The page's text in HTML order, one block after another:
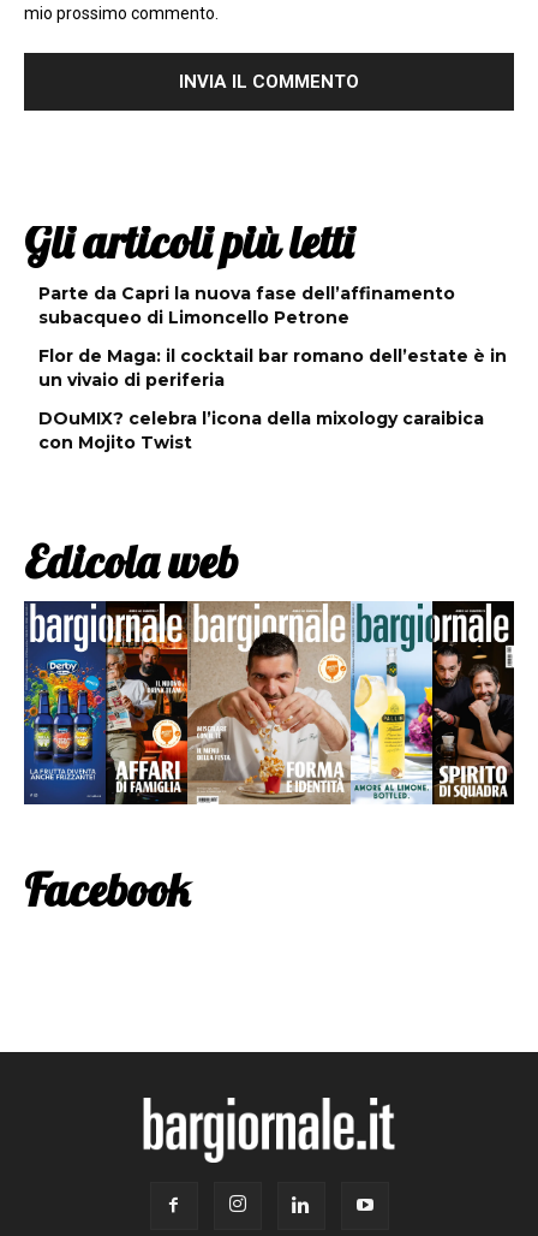
mio prossimo commento.
Gli articoli più letti
Parte da Capri la nuova fase dell’affinamento
subacqueo di Limoncello Petrone
Flor de Maga: il cocktail bar romano dell’estate è in
un vivaio di periferia
DOuMIX? celebra l’icona della mixology caraibica
con Mojito Twist
Edicola web
Facebook